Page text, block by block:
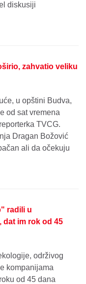
diskusiji
zahvatio veliku
u opštini Budva,
od sat vremena
TVCG.
Dragan Božović
ali da očekuju
radili u
dat im rok od 45
održivog
kompanijama
od 45 dana